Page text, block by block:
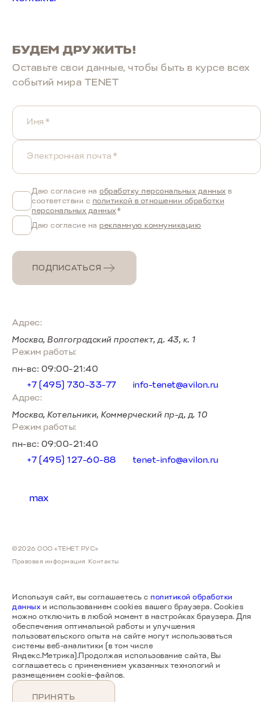
БУДЕМ ДРУЖИТЬ!
Оставьте свои данные, чтобы быть в курcе всех
событий мира TENET
Имя*
Электронная почта*
Даю согласие на обработку персональных данных в
соответствии с политикой в отношении обработки
персональных данных*
Даю согласие на рекламную коммуникацию
ПОДПИСАТЬСЯ
Адрес:
Москва, Волгоградский проспект, д. 43, к. 1
Режим работы:
пн-вс: 09:00-21:40
+7 (495) 730-33-77
info-tenet@avilon.ru
Адрес:
Москва, Котельники, Коммерческий пр-д, д. 10
Режим работы:
пн-вс: 09:00-21:40
+7 (495) 127-60-88
tenet-info@avilon.ru
max
©2026 ООО «ТЕНЕТ РУС»
Правовая информация Контакты
Используя сайт, вы соглашаетесь с политикой обработки
данных и использованием cookies вашего браузера. Cookies
можно отключить в любой момент в настройках браузера. Для
обеспечения оптимальной работы и улучшения
пользовательского опыта на сайте могут использоваться
системы веб-аналитики (в том числе
Яндекс.Метрика).Продолжая использование сайта, Вы
соглашаетесь с применением указанных технологий и
размещением cookie-файлов.
ПРИНЯТЬ